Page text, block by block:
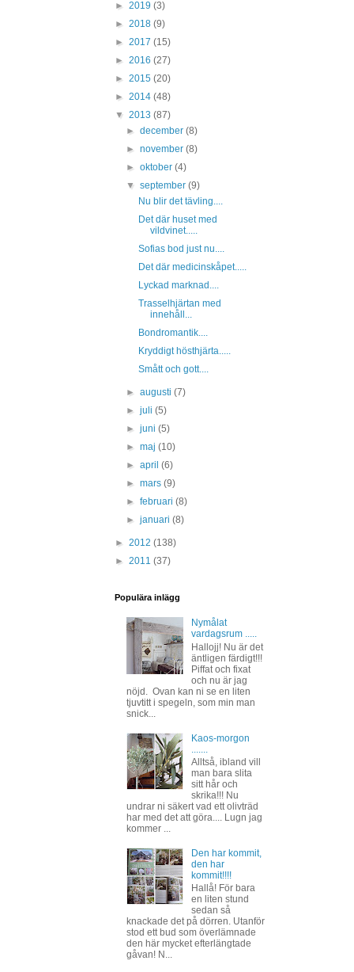
► 2019 (3)
► 2018 (9)
► 2017 (15)
► 2016 (27)
► 2015 (20)
► 2014 (48)
▼ 2013 (87)
►december(8)
►november(8)
►oktober(4)
▼september(9)
Nu blir det tävling....
Det där huset med
vildvinet.....
Sofias bod just nu....
Det där medicinskåpet.....
Lyckad marknad....
Trasselhjärtan med
innehåll...
Bondromantik....
Kryddigt hösthjärta.....
Smått och gott....
►augusti(7)
►juli(5)
►juni(5)
►maj(10)
►april(6)
►mars(9)
►februari(8)
►januari(8)
► 2012 (138)
► 2011 (37)
Populära inlägg
Nymålat
vardagsrum .....
Hallojj! Nu är det
äntligen färdigt!!!
Piffat och fixat
och nu är jag
nöjd. Ovan kan ni se en liten
tjuvtitt i spegeln, som min man
snick...
Kaos-morgon
Alltså, ibland vill
man bara slita
sitt hår och
skrika!!! Nu
undrar ni säkert vad ett olivträd
har med det att göra.... Lugn jag
kommer ...
Den har kommit,
den har
kommit!!!!
Hallå! För bara
en liten stund
sedan så
knackade det på dörren. Utanför
stod ett bud som överlämnade
den här mycket efterlängtade
gåvan! N...